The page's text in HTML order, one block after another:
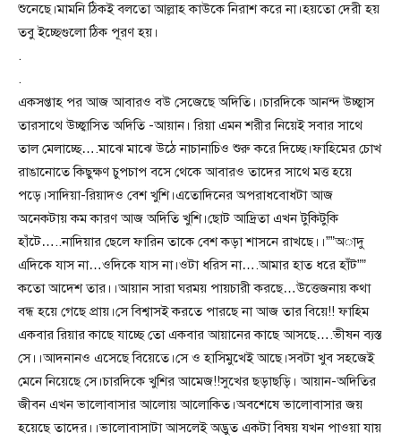
শুনেছে।মামনি ঠিকই বলতো আল্লাহ কাউকে নিরাশ করে না।হয়তো দেরী হয়
তবু ইচ্ছেগুলো ঠিক পূরণ হয়।
.
.
একসপ্তাহ পর আজ আবারও বউ সেজেছে অদিতি।।চারদিকে আনন্দ উচ্ছ্বাস
তারসাথে উচ্ছ্বাসিত অদিতি -আয়ান। রিয়া এমন শরীর নিয়েই সবার সাথে
তাল মেলাচ্ছে….মাঝে মাঝে উঠে নাচানাচিও শুরু করে দিচ্ছে।ফাহিমের চোখ
রাঙানোতে কিছুক্ষণ চুপচাপ বসে থেকে আবারও তাদের সাথে মত্ত হয়ে
পড়ে।সাদিয়া-রিয়াদও বেশ খুশি।এতোদিনের অপরাধবোধটা আজ
অনেকটায় কম কারণ আজ অদিতি খুশি।ছোট আদ্রিতা এখন টুকিটুকি
হাঁটে…..নাদিয়ার ছেলে ফারিন তাকে বেশ কড়া শাসনে রাখছে।।””অাদু
এদিকে যাস না…ওদিকে যাস না।ওটা ধরিস না….আমার হাত ধরে হাঁট””
কতো আদেশ তার।।আয়ান সারা ঘরময় পায়চারী করছে…উত্তেজনায় কথা
বন্ধ হয়ে গেছে প্রায়।সে বিশ্বাসই করতে পারছে না আজ তার বিয়ে!! ফাহিম
একবার রিয়ার কাছে যাচ্ছে তো একবার আয়ানের কাছে আসছে….ভীষন ব্যস্ত
সে।।আদনানও এসেছে বিয়েতে।সে ও হাসিমুখেই আছে।সবটা খুব সহজেই
মেনে নিয়েছে সে।চারদিকে খুশির আমেজ!!সুখের ছড়াছড়ি। আয়ান-অদিতির
জীবন এখন ভালোবাসার আলোয় আলোকিত।অবশেষে ভালোবাসার জয়
হয়েছে তাদের।।ভালোবাসাটা আসলেই অদ্ভুত একটা বিষয় যখন পাওয়া যায়